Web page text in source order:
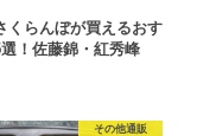
くらんぼが買えるおす
！佐藤錦・紅秀峰
その他通販